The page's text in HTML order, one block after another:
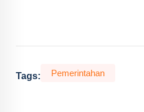
Tags: Pemerintahan